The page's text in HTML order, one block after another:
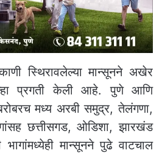
स्थिरावलेल्या मान्सूनने अखेर
प्रगती केली आहे. पुणे आणि
मध्य अरबी समुद्र, तेलंगणा,
छत्तीसगड, ओडिशा, झारखंड
मान्सूनने पुढे वाटचाल